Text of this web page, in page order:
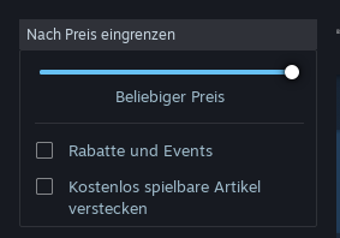
Anmelden
Nach Preis eingrenzen
Beliebiger Preis
Rabatte und Events
Kostenlos spielbare Artikel
verstecken
Entwickler: Joker Studio